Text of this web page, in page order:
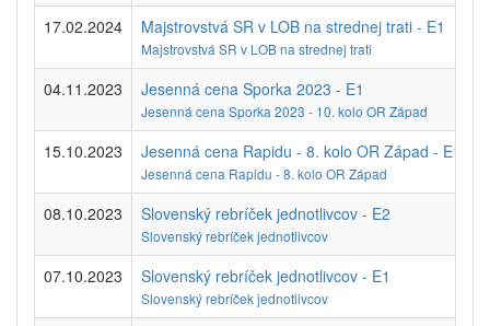
17.02.2024 Majstrovstvá SR v LOB na strednej trati - E1
Majstrovstvá SR v LOB na strednej trati
04.11.2023 Jesenná cena Sporka 2023 - E1
Jesenná cena Sporka 2023 - 10. kolo OR Západ
15.10.2023 Jesenná cena Rapidu - 8. kolo OR Západ - E1
Jesenná cena Rapidu - 8. kolo OR Západ
08.10.2023 Slovenský rebríček jednotlivcov - E2
Slovenský rebríček jednotlivcov
07.10.2023 Slovenský rebríček jednotlivcov - E1
Slovenský rebríček jednotlivcov